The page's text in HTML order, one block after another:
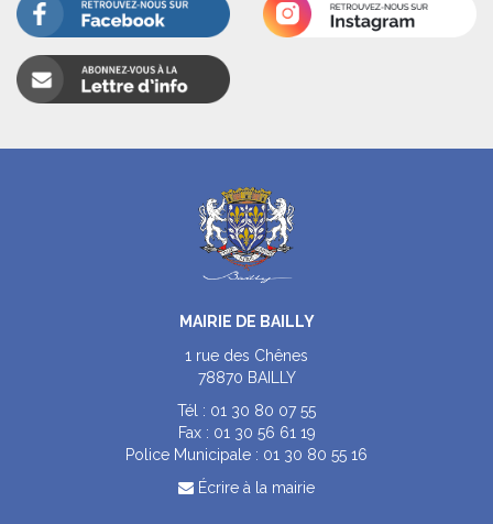
MAIRIE DE BAILLY
1 rue des Chênes
78870 BAILLY
Tél : 01 30 80 07 55
Fax : 01 30 56 61 19
Police Municipale : 01 30 80 55 16
Écrire à la mairie